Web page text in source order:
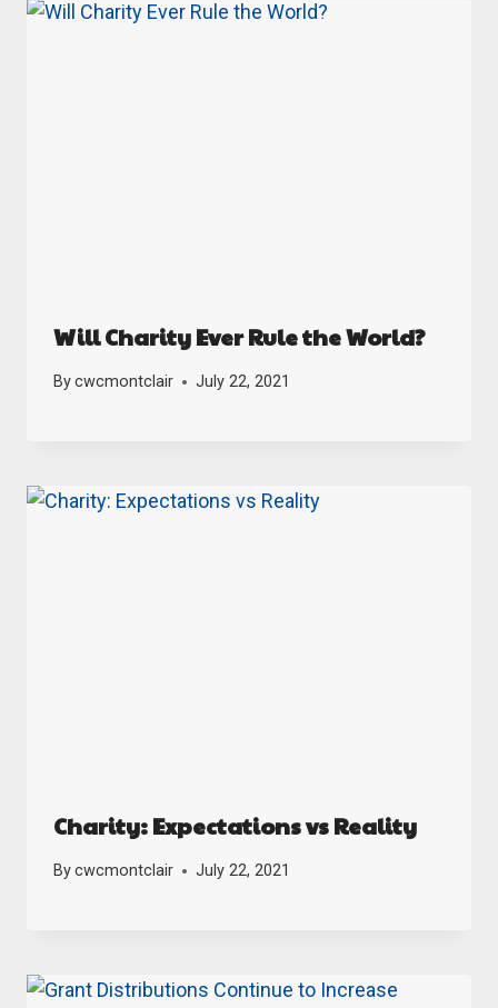
Will Charity Ever Rule the World?
Bycwcmontclair July 22, 2021
Charity: Expectations vs Reality
Bycwcmontclair July 22, 2021